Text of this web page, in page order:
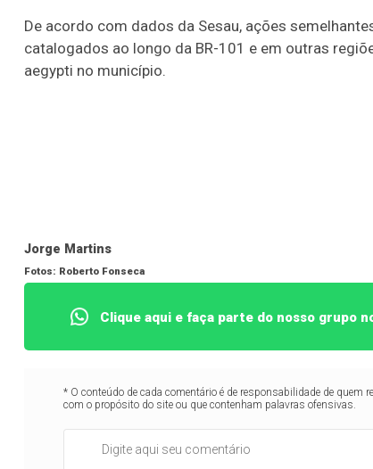
De acordo com dados da Sesau, ações
catalogados ao longo da BR-101 e em outras
aegypti no município.
Jorge Martins
Fotos: Roberto Fonseca
Clique aqui e faça parte do nosso grupo
* O conteúdo de cada comentário é de responsabilidade de quem
com o propósito do site ou que contenham palavras ofensivas.